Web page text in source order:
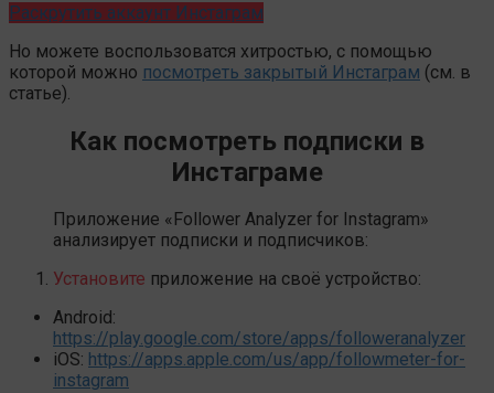
Раскрутить аккаунт Инстаграм
Но можете воспользоватся хитростью, с помощью
которой можно посмотреть закрытый Инстаграм (см. в
статье).
Как посмотреть подписки в
Инстаграме
Приложение «Follower Analyzer for Instagram»
анализирует подписки и подписчиков:
Установите приложение на своё устройство:
Android:
https://play.google.com/store/apps/followeranalyzer
iOS: https://apps.apple.com/us/app/followmeter-for-
instagram